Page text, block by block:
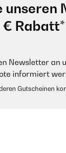
unseren
€
Newsletter an
informiert
Gutscheinen